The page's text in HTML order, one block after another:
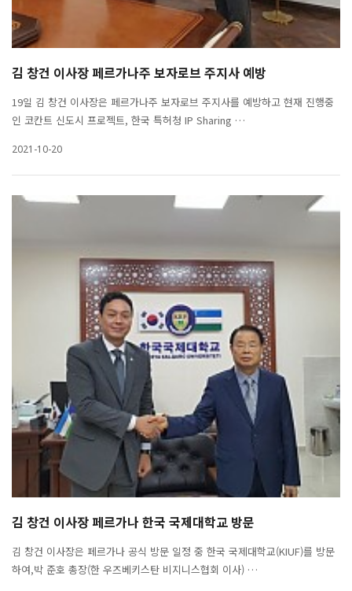
김 창건 이사장 페르가나주 보자로브 주지사 예방
19일 김 창건 이사장은 페르가나주 보자로브 주지사를 예방하고 현재 진행중
인 코칸트 신도시 프로젝트, 한국 특허청 IP Sharing …
2021-10-20
김 창건 이사장 페르가나 한국 국제대학교 방문
김 창건 이사장은 페르가나 공식 방문 일정 중 한국 국제대학교(KIUF)를 방문
하여,박 준호 총장(한 우즈베키스탄 비지니스협회 이사) …